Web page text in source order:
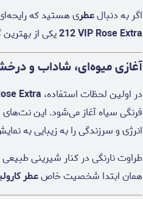
اگر به دنبالعطری هستید که
212 VIP Rose Extraیکی از
آغازی میوه‌ای، شاداب و
در اولین لحظات استفاده، Extra
فرنگی سیاه آغاز می‌شود. این
انرژی و سرزندگی را به زیبایی به
طراوت نارنگی در کنار شیرینی
همان ابتدا شخصیت خاصعطر کارولینا هررا 212